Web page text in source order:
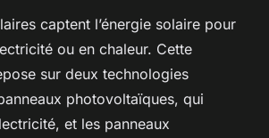
captent l’énergie solaire pour
ou en chaleur. Cette
sur deux technologies
photovoltaïques, qui
et les panneaux